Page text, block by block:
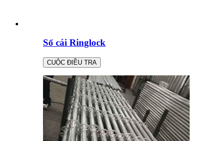
Sổ cái Ringlock
CUỘC ĐIỀU TRA